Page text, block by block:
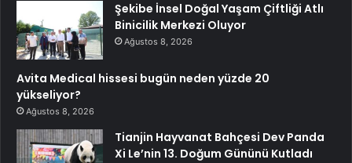
Şekibe İnsel Doğal Yaşam Çiftliği Atlı
Binicilik Merkezi Oluyor
Ağustos 8, 2026
Avita Medical hissesi bugün neden yüzde 20
yükseliyor?
Ağustos 8, 2026
Tianjin Hayvanat Bahçesi Dev Panda
Xi Le’nin 13. Doğum Gününü Kutladı